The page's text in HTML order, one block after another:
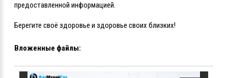
предоставленной информацией.
Берегите своё здоровье и здоровье своих близких!
Вложенные файлы: